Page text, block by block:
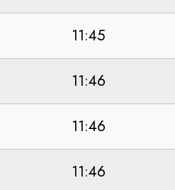
11:45
11:46
11:46
11:46